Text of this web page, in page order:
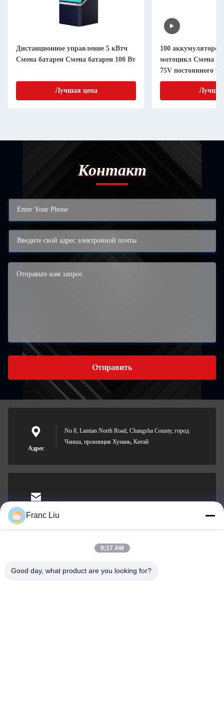
Дистанционное управление 5 кВтч
Смена батареи Смена батареи 100 Вт
Лучшая цена
100
мотоцикл Смена
75V постоянного
электроэнергии
Контакт
Отправить
Адрес
No 8, Lantian North Road, Changsha County, город
Чанша, провинция Хунань, Китай
Электронная
0086-15367845621
Franc Liu
9:17 AM
Good day, what product are you looking for?